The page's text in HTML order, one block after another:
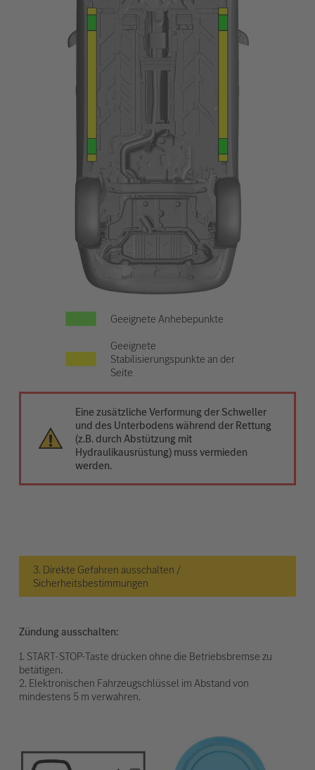
Geeignete Anhebepunkte
Geeignete
Stabilisierungspunkte an der
Seite
Eine zusätzliche Verformung der Schweller
und des Unterbodens während der Rettung
(z.B. durch Abstützung mit
Hydraulikausrüstung) muss vermieden
werden.
3. Direkte Gefahren ausschalten /
Sicherheitsbestimmungen
Zündung ausschalten:
1. START-STOP-Taste drücken ohne die Betriebsbremse zu
betätigen.
2. Elektronischen Fahrzeugschlüssel im Abstand von
mindestens 5 m verwahren.